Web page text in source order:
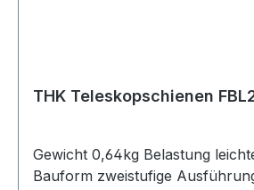
Gewicht 0,64kg Belastung
Bauform zweistufige